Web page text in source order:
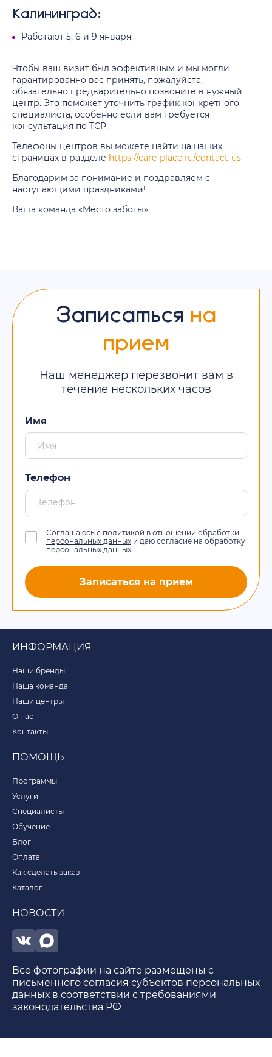
Калининград:
Работают 5, 6 и 9 января.
Чтобы ваш визит был эффективным и мы могли
гарантированно вас принять, пожалуйста,
обязательно предварительно позвоните в нужный
центр. Это поможет уточнить график конкретного
специалиста, особенно если вам требуется
консультация по ТСР.
Телефоны центров вы можете найти на наших
страницах в разделе https://care-place.ru/contact-us
Благодарим за понимание и поздравляем с
наступающими праздниками!
Ваша команда «Место заботы».
Записаться на
прием
Наш менеджер перезвонит вам в
течение нескольких часов
Имя
Телефон
Соглашаюсь с политикой в отношении обработки
персональных данных и даю согласие на обработку
персональных данных
Записаться на прием
ИНФОРМАЦИЯ
Наши бренды
Наша команда
Наши центры
О нас
Контакты
ПОМОЩЬ
Программы
Услуги
Специалисты
Обучение
Блог
Оплата
Как сделать заказ
Каталог
НОВОСТИ
Все фотографии на сайте размещены с
письменного согласия субъектов персональных
данных в соответствии с требованиями
законодательства РФ